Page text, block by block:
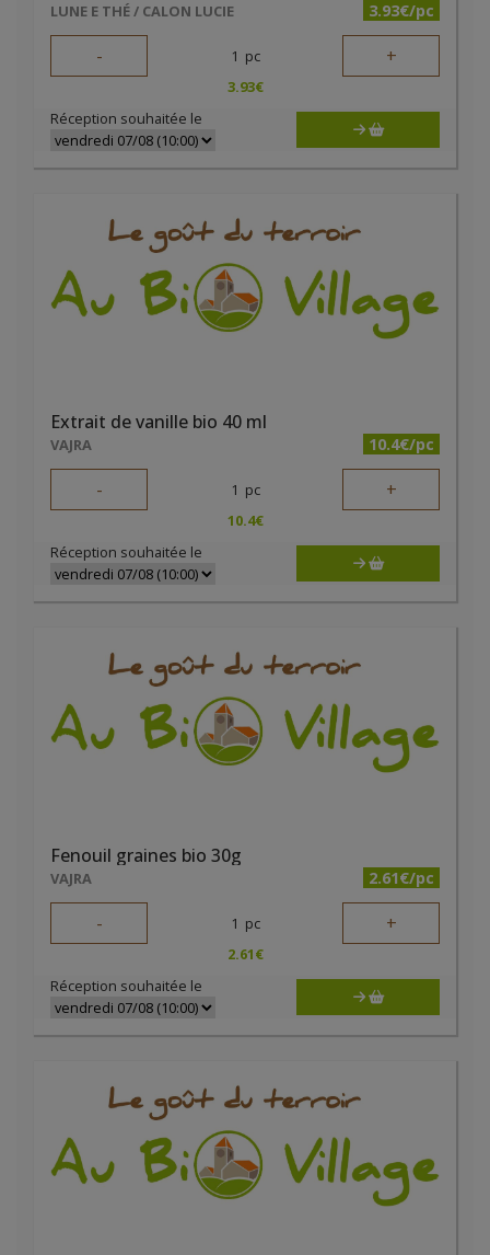
LUNE E THÉ / CALON LUCIE 3.93€/pc
- 1 pc +
3.93€
Réception souhaitée le
Extrait de vanille bio 40 ml
VAJRA 10.4€/pc
- 1 pc +
10.4€
Réception souhaitée le
Fenouil graines bio 30g
VAJRA 2.61€/pc
- 1 pc +
2.61€
Réception souhaitée le